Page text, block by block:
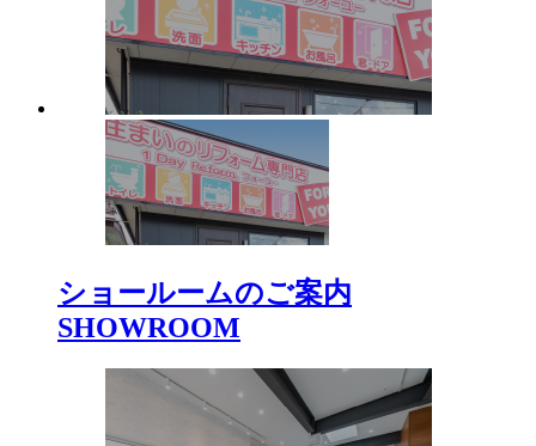
ショールームのご案内
SHOWROOM